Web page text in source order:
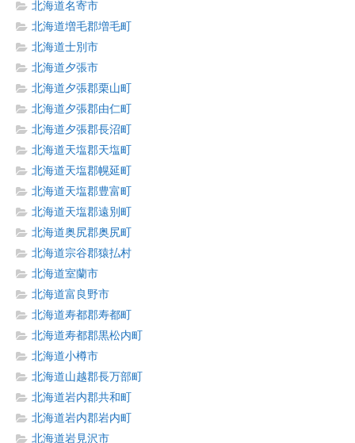
北海道名寄市
北海道増毛郡増毛町
北海道士別市
北海道夕張市
北海道夕張郡栗山町
北海道夕張郡由仁町
北海道夕張郡長沼町
北海道天塩郡天塩町
北海道天塩郡幌延町
北海道天塩郡豊富町
北海道天塩郡遠別町
北海道奥尻郡奥尻町
北海道宗谷郡猿払村
北海道室蘭市
北海道富良野市
北海道寿都郡寿都町
北海道寿都郡黒松内町
北海道小樽市
北海道山越郡長万部町
北海道岩内郡共和町
北海道岩内郡岩内町
北海道岩見沢市